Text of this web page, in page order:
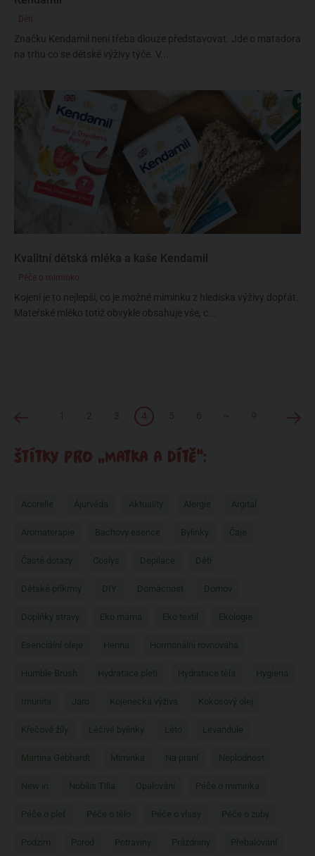
Děti
Značku Kendamil není třeba dlouze představovat. Jde o matadora
na trhu co se dětské výživy týče. V...
Kvalitní dětská mléka a kaše Kendamil
Péče o miminko
Kojení je to nejlepší, co je možné miminku z hlediska výživy dopřát.
Mateřské mléko totiž obvykle obsahuje vše, c...
4
ŠTÍTKY PRO „MATKA A DÍTĚ“:
Acorelle Ájurvéda Aktuality Alergie Argital
Aromaterapie Bachovy esence Bylinky Čaje
Časté dotazy Coslys Depilace Děti
Dětské příkrmy DIY Domácnost Domov
Doplňky stravy Eko máma Eko textil Ekologie
Esenciální oleje Henna Hormonální rovnováha
Humble Brush Hydratace pleti Hydratace těla Hygiena
Imunita Jaro Kojenecká výživa Kokosový olej
Křečové žíly Léčivé bylinky Léto Levandule
Martina Gebhardt Miminka Na praní Neplodnost
New in Nobilis Tilia Opalování Péče o miminka
Péče o pleť Péče o tělo Péče o vlasy Péče o zuby
Podzim Porod Potraviny Prázdniny Přebalování